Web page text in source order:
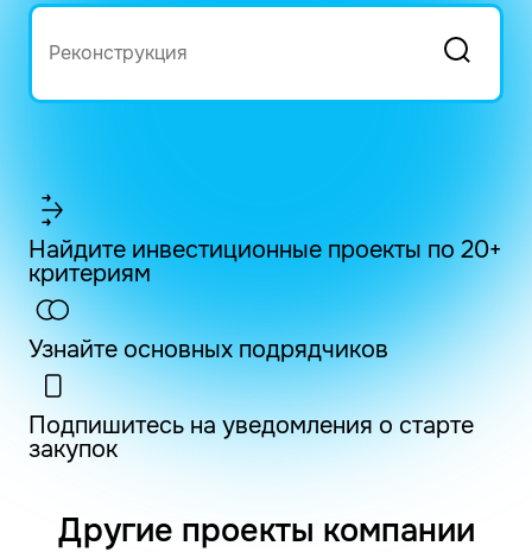
Найдите инвестиционные проекты по 20+
критериям
Узнайте основных подрядчиков
Подпишитесь на уведомления о старте
закупок
Другие проекты компании